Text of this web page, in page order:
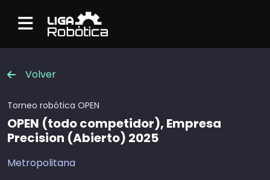
Menu
Volver
Torneo robótica OPEN
OPEN (todo competidor), Empresa
Precision (Abierto) 2025
Metropolitana